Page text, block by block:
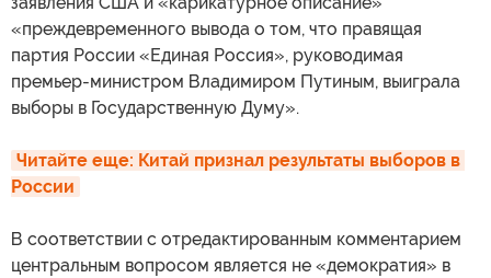
«преждевременного вывода о том, что правящая
партия России «Единая Россия», руководимая
премьер-министром Владимиром Путиным, выиграла
выборы в Государственную Думу».
Читайте еще: Китай признал результаты выборов в
России
В соответствии с отредактированным комментарием
центральным вопросом является не «демократия» в